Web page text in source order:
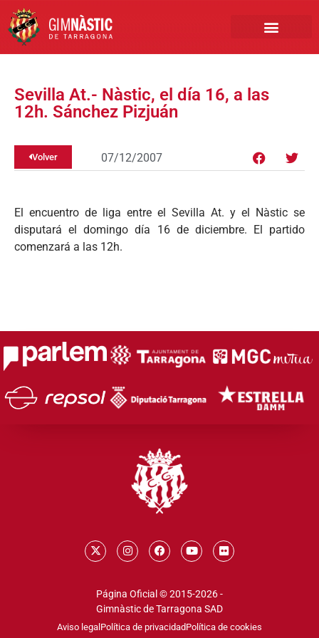
Sevilla At.- Nàstic, el día 16, a las
12h. Sánchez Pizjuán
Volver 07/12/2007
El encuentro de liga entre el Sevilla At. y el Nàstic se
disputará el domingo día 16 de diciembre. El partido
comenzará a las 12h.
Página Oficial © 2015-2026 -
Gimnàstic de Tarragona SAD
Aviso legal Política de privacidadPolítica de cookies